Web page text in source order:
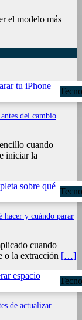
el modelo más
del cambio
cuando
iniciar la
hacer y cuándo parar
cuando
o la extracción […]
de actualizar